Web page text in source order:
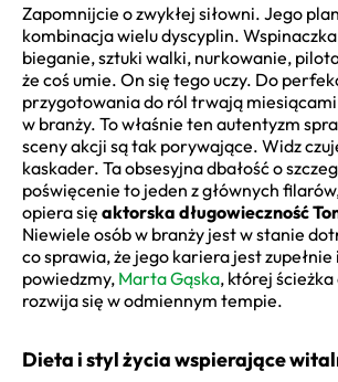
Zapomnijcie o zwykłej siłowni. Jego
kombinacja wielu dyscyplin.
bieganie, sztuki walki, nurkowanie,
że coś umie. On się tego uczy. Do
przygotowania do ról trwają
w branży. To właśnie ten autentyzm
sceny akcji są tak porywające. Widz
kaskader. Ta obsesyjna dbałość o
poświęcenie to jeden z głównych
opiera się aktorska długowieczność
Niewiele osób w branży jest w stanie
co sprawia, że jego kariera jest zupełnie
powiedzmy, Marta Gąska, której
rozwija się w odmiennym tempie.
Dieta i styl życia wspierające